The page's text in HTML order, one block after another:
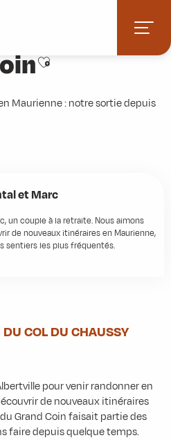
Ajouter aux favoris
Maurienne : notre sortie depuis
et Marc
un couple à la retraite. Nous aimons
de nouveaux itinéraires en Maurienne,
sentiers les plus fréquentés.
COL DU CHAUSSY
pour venir randonner en
de nouveaux itinéraires
Grand Coin faisait partie des
faire depuis quelque temps.